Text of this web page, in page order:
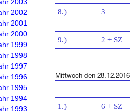
2002
2001
2000
1999
1998
1997
1996
1995
1994
1993
8.) 3
9.) 2 + SZ
Mittwoch den 28.12.2016
1.) 6 + SZ